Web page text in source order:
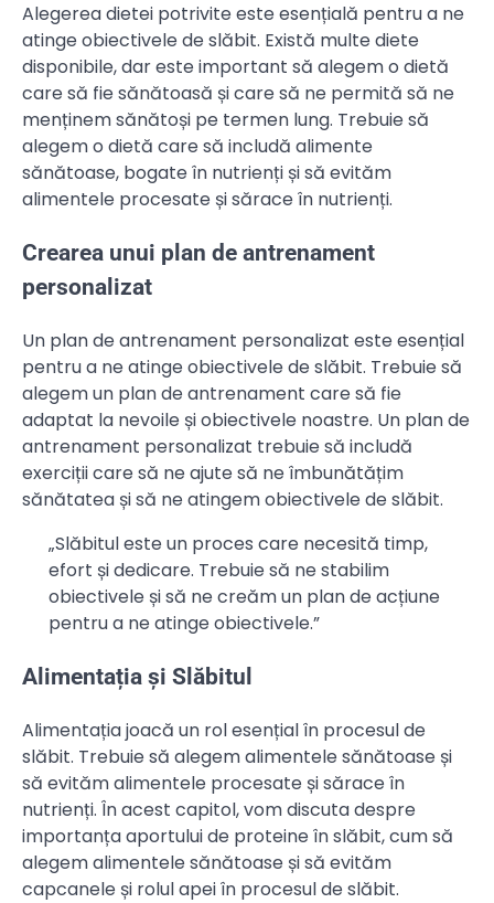
Alegerea dietei potrivite este esențială pentru a ne
atinge obiectivele de slăbit. Există multe diete
disponibile, dar este important să alegem o dietă
care să fie sănătoasă și care să ne permită să ne
menținem sănătoși pe termen lung. Trebuie să
alegem o dietă care să includă alimente
sănătoase, bogate în nutrienți și să evităm
alimentele procesate și sărace în nutrienți.
Crearea unui plan de antrenament
personalizat
Un plan de antrenament personalizat este esențial
pentru a ne atinge obiectivele de slăbit. Trebuie să
alegem un plan de antrenament care să fie
adaptat la nevoile și obiectivele noastre. Un plan de
antrenament personalizat trebuie să includă
exerciții care să ne ajute să ne îmbunătățim
sănătatea și să ne atingem obiectivele de slăbit.
„Slăbitul este un proces care necesită timp,
efort și dedicare. Trebuie să ne stabilim
obiectivele și să ne creăm un plan de acțiune
pentru a ne atinge obiectivele.”
Alimentația și Slăbitul
Alimentația joacă un rol esențial în procesul de
slăbit. Trebuie să alegem alimentele sănătoase și
să evităm alimentele procesate și sărace în
nutrienți. În acest capitol, vom discuta despre
importanța aportului de proteine în slăbit, cum să
alegem alimentele sănătoase și să evităm
capcanele și rolul apei în procesul de slăbit.